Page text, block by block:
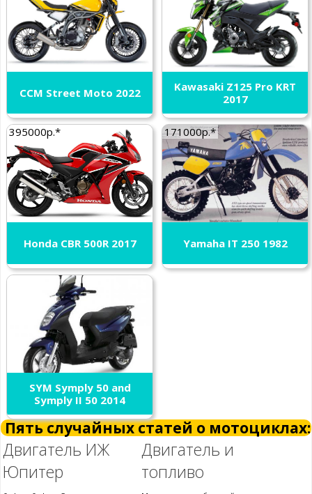
CCM Street Moto 2022
Kawasaki Z125 Pro KRT
2017
395000р.*
Honda CBR 500R 2017
171000р.*
Yamaha IT 250 1982
SYM Symply 50 and
Symply II 50 2014
Пять случайных статей о мотоциклах:
Двигатель ИЖ
Юпитер
Двигатель и
топливо